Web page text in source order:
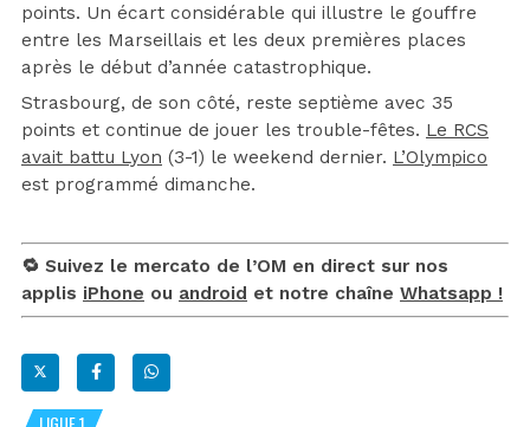
points. Un écart considérable qui illustre le gouffre
entre les Marseillais et les deux premières places
après le début d’année catastrophique.
Strasbourg, de son côté, reste septième avec 35
points et continue de jouer les trouble-fêtes. Le RCS
avait battu Lyon (3-1) le weekend dernier. L’Olympico
est programmé dimanche.
🔁 Suivez le mercato de l’OM en direct sur nos
applis iPhone ou android et notre chaîne Whatsapp !